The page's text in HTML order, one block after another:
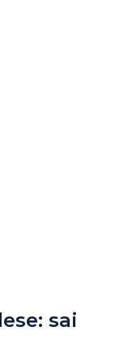
sai